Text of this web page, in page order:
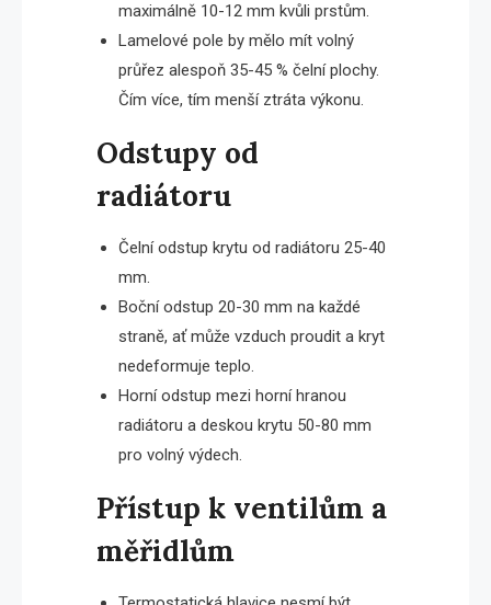
maximálně 10-12 mm kvůli prstům.
Lamelové pole by mělo mít volný
průřez alespoň 35-45 % čelní plochy.
Čím více, tím menší ztráta výkonu.
Odstupy od
radiátoru
Čelní odstup krytu od radiátoru 25-40
mm.
Boční odstup 20-30 mm na každé
straně, ať může vzduch proudit a kryt
nedeformuje teplo.
Horní odstup mezi horní hranou
radiátoru a deskou krytu 50-80 mm
pro volný výdech.
Přístup k ventilům a
měřidlům